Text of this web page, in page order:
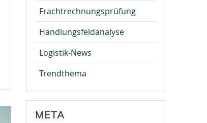
Frachtrechnungsprüfung
Handlungsfeldanalyse
Logistik-News
Trendthema
META